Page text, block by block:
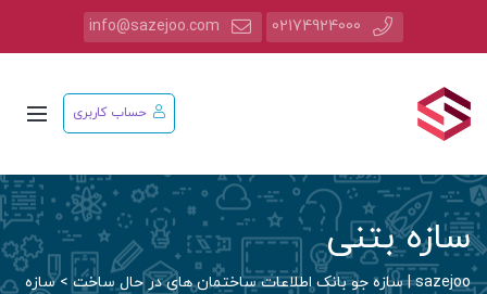
02174924000
info@sazejoo.com
حساب کاربری
سازه بتنی
sazejoo | سازه جو بانک اطلاعات ساختمان های در حال ساخت >سازه